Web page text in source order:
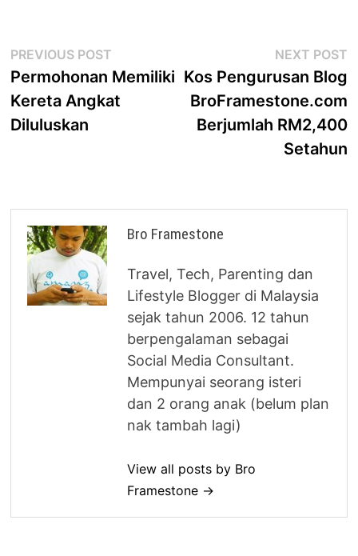
Post
navigation
PREVIOUS POST
post:
Permohonan Memiliki
Kereta Angkat
Diluluskan
NEXT POST
Kos Pengurusan Blog
BroFramestone.com
Berjumlah RM2,400
Setahun
Bro Framestone
Travel, Tech, Parenting dan
Lifestyle Blogger di Malaysia
sejak tahun 2006. 12 tahun
berpengalaman sebagai
Social Media Consultant.
Mempunyai seorang isteri
dan 2 orang anak (belum plan
nak tambah lagi)
View all posts by Bro
Framestone →